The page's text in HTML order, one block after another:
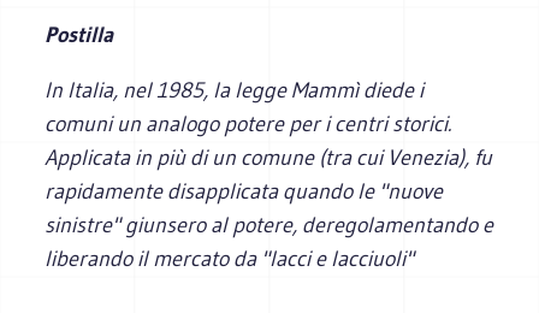
Postilla
In Italia, nel 1985, la legge Mammì diede i
comuni un analogo potere per i centri storici.
Applicata in più di un comune (tra cui Venezia), fu
rapidamente disapplicata quando le "nuove
sinistre" giunsero al potere, deregolamentando e
liberando il mercato da "lacci e lacciuoli"